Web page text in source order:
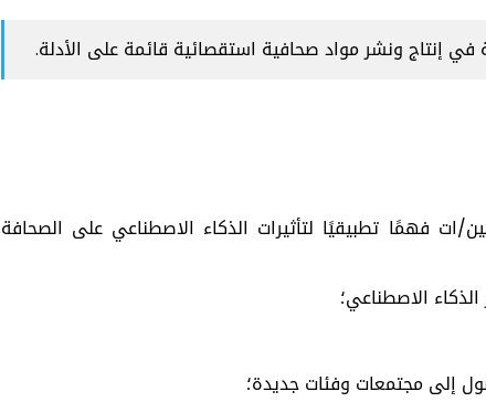
إنتاج ونشر مواد صحافية استقصائية قائمة على الأدلة.
فهمًا تطبيقيًا لتأثيرات الذكاء الاصطناعي على الصحافة
الاصطناعي؛
إلى مجتمعات وفئات جديدة؛